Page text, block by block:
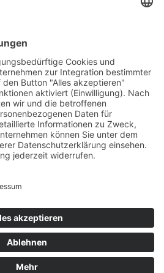
Von Kunden
Kundenbewertungen und Erfahrungen zu
Thomas Harneit
52
ProvenExpert.com
39
Bewertungen von 3
anderen Quellen